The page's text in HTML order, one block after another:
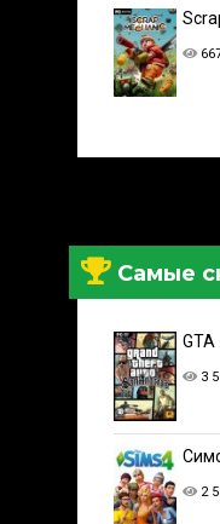
Самые
3
2